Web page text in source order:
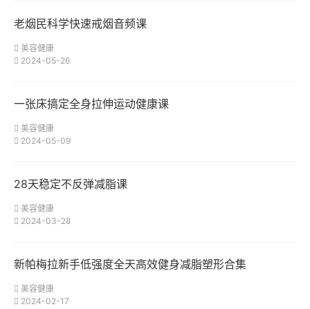
老烟民科学快速戒烟音频课
美容健康
2024-05-26
一张床搞定全身拉伸运动健康课
美容健康
2024-05-09
28天稳定不反弹减脂课
美容健康
2024-03-28
新帕梅拉新手低强度全天高效健身减脂塑形合集
美容健康
2024-02-17